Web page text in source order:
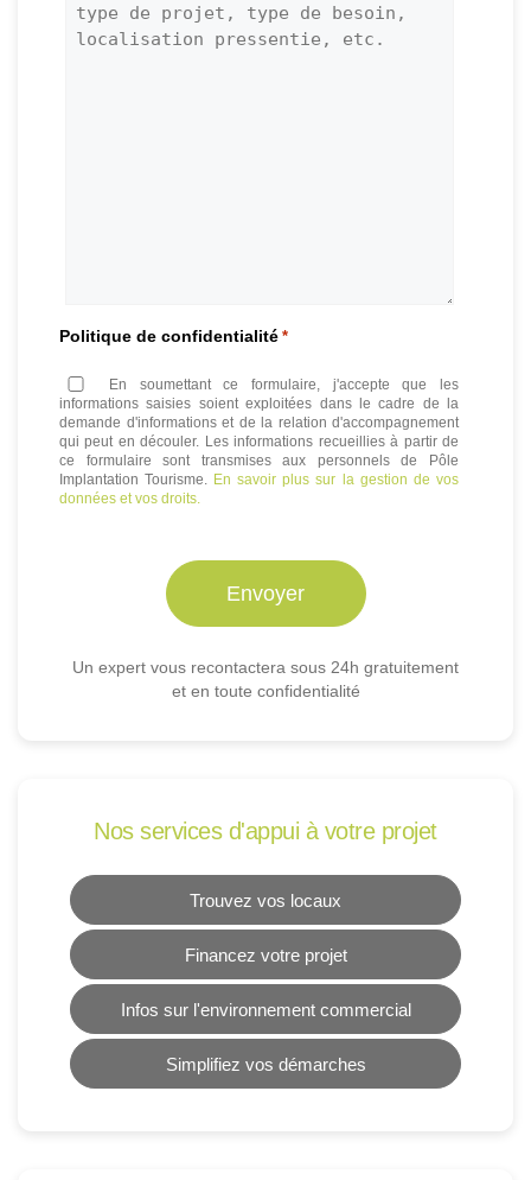
Politique de confidentialité *
En soumettant ce formulaire, j'accepte que les
informations saisies soient exploitées dans le cadre de la
demande d'informations et de la relation d'accompagnement
qui peut en découler. Les informations recueillies à partir de
ce formulaire sont transmises aux personnels de Pôle
Implantation Tourisme. En savoir plus sur la gestion de vos
données et vos droits.
Un expert vous recontactera sous 24h gratuitement
et en toute confidentialité
Nos services d'appui à votre projet
Trouvez vos locaux
Financez votre projet
Infos sur l'environnement commercial
Simplifiez vos démarches